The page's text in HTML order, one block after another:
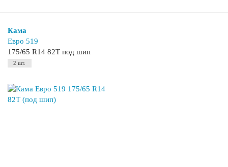
Кама
Евро 519
175/65 R14 82T под шип
2 шт.